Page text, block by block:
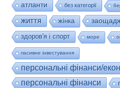
атланти без категорії
життя жінка
здоров'я і спорт море
пасивне інвестування
персональні фінанси/
персональні фінанси